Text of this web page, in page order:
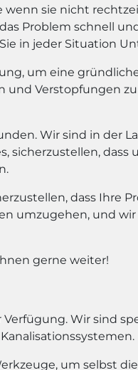
sie nicht
Problem schnell
in jeder Situation
um eine
Verstopfungen
Wir sind in der
sicherzustellen,
dass Ihre
umzugehen, und
gerne weiter!
Wir sind
um selbst